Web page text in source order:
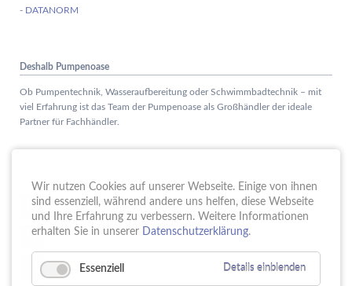
- DATANORM
Deshalb Pumpenoase
Ob Pumpentechnik, Wasseraufbereitung oder Schwimmbadtechnik – mit
viel Erfahrung ist das Team der Pumpenoase als Großhändler der ideale
Partner für Fachhändler.
15. Schule trifft Wirtschaft bei der PUMPENoase!
18. Vortrag IT-Sicherheit
16 Jahre PUMPENoase
Wir nutzen Cookies auf unserer Webseite. Einige von ihnen
sind essenziell, während andere uns helfen, diese Webseite
und Ihre Erfahrung zu verbessern. Weitere Informationen
erhalten Sie in unserer Datenschutzerklärung.
Essenziell Details einblenden